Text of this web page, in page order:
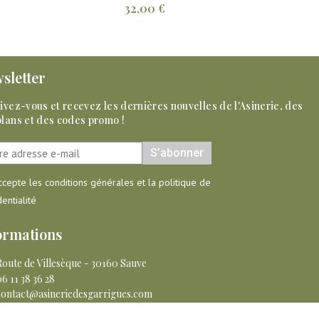
4,90 €
passé en famille
ans ! Les nouveaux
ont accueillis
pour la visite de
explications sur les
à base de lait
! Eclats de rire
Super moment avec une personne
passionnée ! La visite très ludique a
captivé des plus petits au plus grands.
Août 2020
vous et recevez les dernières nouvelles de l'Asinerie, des
et des codes promo !
S’abonner
les conditions générales et la politique de
de Villesèque - 30160 Sauve
11 38 36 28